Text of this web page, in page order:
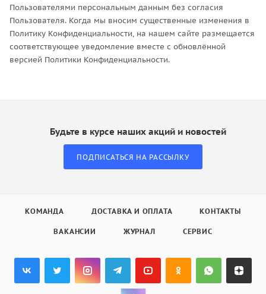
Пользователями персональным данным без согласия
Пользователя. Когда мы вносим существенные изменения в
Политику Конфиденциальности, на нашем сайте размещается
соответствующее уведомление вместе с обновлённой
версией Политики Конфиденциальности.
Будьте в курсе наших акций и новостей
ПОДПИСАТЬСЯ НА РАССЫЛКУ
КОМАНДА ДОСТАВКА И ОПЛАТА КОНТАКТЫ
ВАКАНСИИ ЖУРНАЛ СЕРВИС